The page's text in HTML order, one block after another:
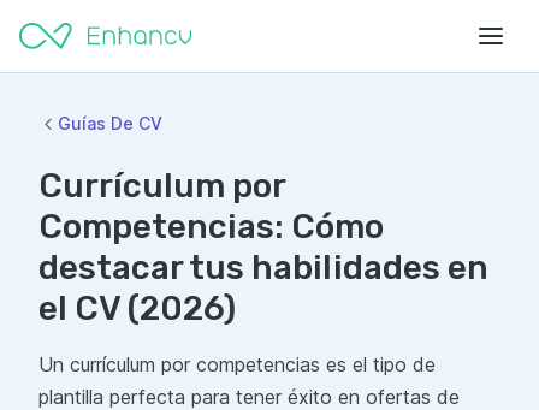
Guías De CV
Currículum por
Competencias: Cómo
destacar tus habilidades en
el CV (2026)
Un currículum por competencias es el tipo de
plantilla perfecta para tener éxito en ofertas de